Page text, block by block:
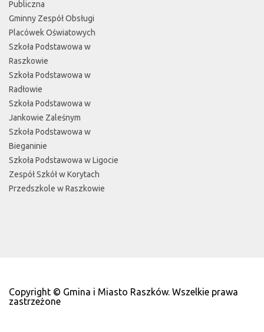
Publiczna
Gminny Zespół Obsługi
Placówek Oświatowych
Szkoła Podstawowa w
Raszkowie
Szkoła Podstawowa w
Radłowie
Szkoła Podstawowa w
Jankowie Zaleśnym
Szkoła Podstawowa w
Bieganinie
Szkoła Podstawowa w Ligocie
Zespół Szkół w Korytach
Przedszkole w Raszkowie
Copyright © Gmina i Miasto Raszków. Wszelkie prawa
zastrzeżone